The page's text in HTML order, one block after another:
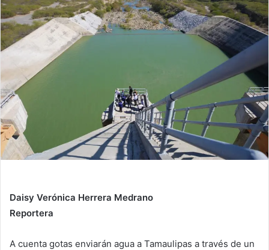
n
d
a
Daisy Verónica Herrera Medrano
Reportera
A cuenta gotas enviarán agua a Tamaulipas a través de un